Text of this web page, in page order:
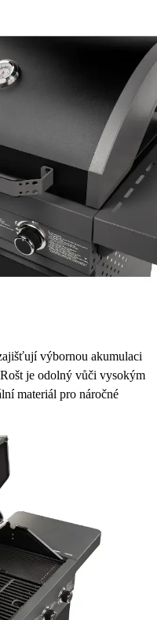
výbornou akumulaci
je odolný vůči vysokým
materiál pro náročné